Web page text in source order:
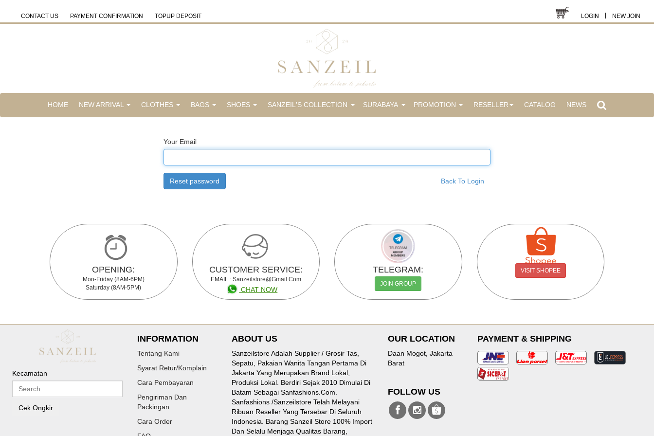
CONTACT US PAYMENT CONFIRMATION TOPUP DEPOSIT LOGIN NEW JOIN
HOME NEW ARRIVAL CLOTHES BAGS SHOES SANZEIL'S COLLECTION SURABAYA PROMOTION RESELLER CATALOG NEWS
Your Email
Back To Login
Reset password
OPENING:
Mon-Friday (8AM-6PM)
Saturday (8AM-5PM)
CUSTOMER SERVICE:
EMAIL : Sanzeilstore@gmail.com
CHAT NOW
TELEGRAM:
JOIN GROUP
VISIT SHOPEE
Kecamatan
Cek Ongkir
INFORMATION
Tentang Kami
Syarat Retur/Komplain
Cara Pembayaran
Pengiriman Dan
Packingan
Cara Order
ABOUT US
Sanzeilstore Adalah Supplier / Grosir Tas,
Sepatu, Pakaian Wanita Tangan Pertama Di
Jakarta Yang Merupakan Brand Lokal,
Produksi Lokal. Berdiri Sejak 2010 Dimulai Di
Batam Sebagai Sanfashions.com.
Sanfashions /sanzeilstore Telah Melayani
Ribuan Reseller Yang Tersebar Di Seluruh
Indonesia. Barang Sanzeil Store 100% Import
Dan Selalu Menjaga Qualitas Barang,
OUR LOCATION
Daan Mogot, Jakarta
Barat
FOLLOW US
PAYMENT & SHIPPING